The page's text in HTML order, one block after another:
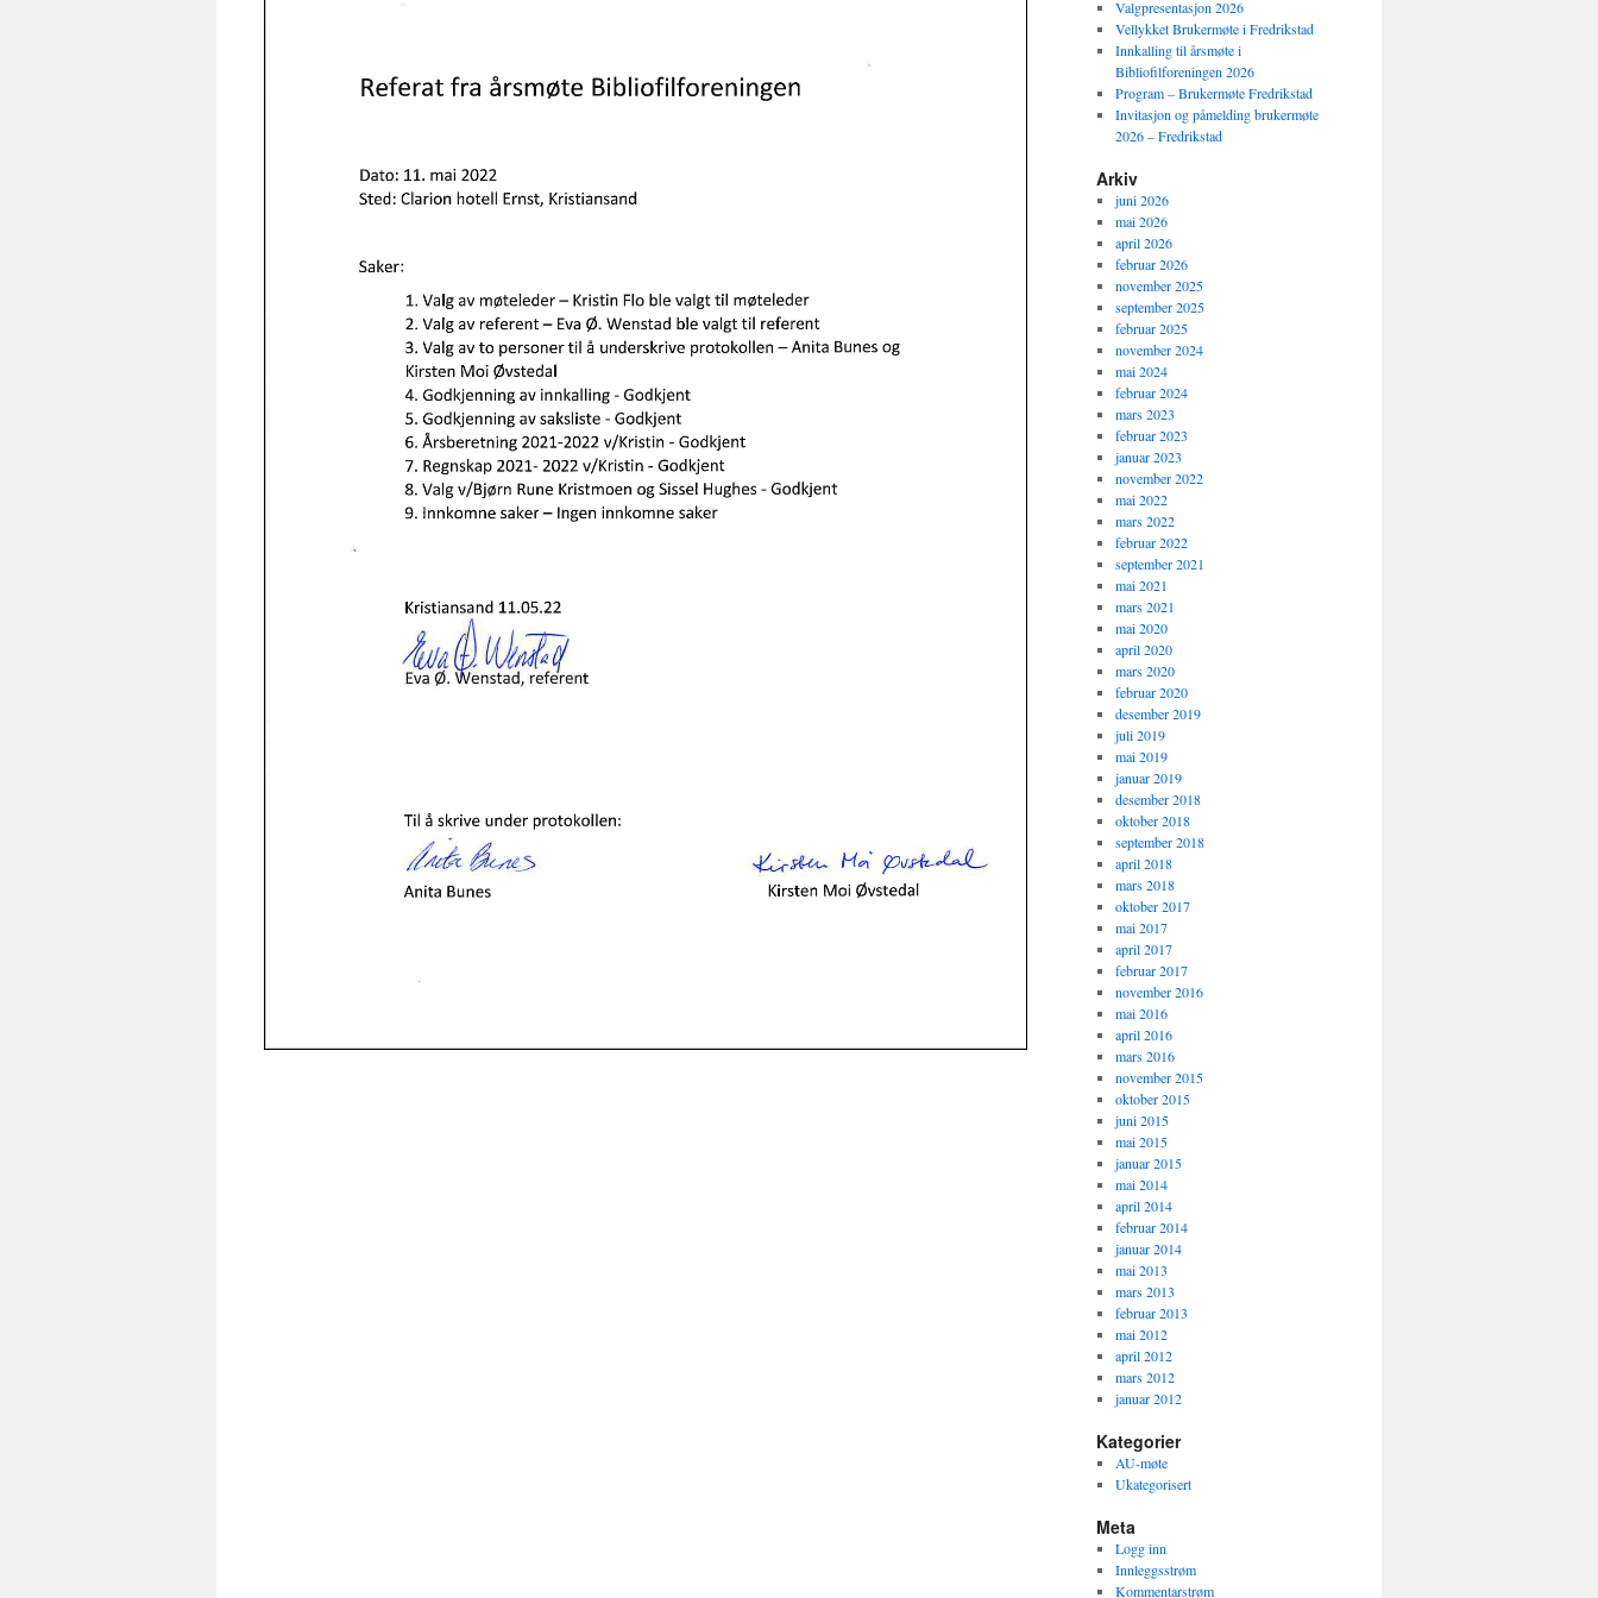
Valgpresentasjon 2026
Vellykket Brukermøte i Fredrikstad
Innkalling til årsmøte i
Bibliofilforeningen 2026
Program – Brukermøte Fredrikstad
Invitasjon og påmelding brukermøte
2026 – Fredrikstad
Arkiv
juni 2026
mai 2026
april 2026
februar 2026
november 2025
september 2025
februar 2025
november 2024
mai 2024
februar 2024
mars 2023
februar 2023
januar 2023
november 2022
mai 2022
mars 2022
februar 2022
september 2021
mai 2021
mars 2021
mai 2020
april 2020
mars 2020
februar 2020
desember 2019
juli 2019
mai 2019
januar 2019
desember 2018
oktober 2018
september 2018
april 2018
mars 2018
oktober 2017
mai 2017
april 2017
februar 2017
november 2016
mai 2016
april 2016
mars 2016
november 2015
oktober 2015
juni 2015
mai 2015
januar 2015
mai 2014
april 2014
februar 2014
januar 2014
mai 2013
mars 2013
februar 2013
mai 2012
april 2012
mars 2012
januar 2012
Kategorier
AU-møte
Ukategorisert
Meta
Logg inn
Innleggsstrøm
Kommentarstrøm